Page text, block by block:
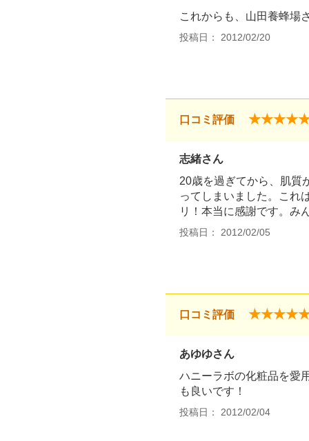
これからも、山田養蜂場
投稿日： 2012/02/20
口コミ評価
志緒さん
20歳を過ぎてから、肌質
ってしまいました。これ
リ！本当に感謝です。み
投稿日： 2012/02/05
口コミ評価
あゆゆさん
ハニーラボの化粧品を愛
も良いです！
投稿日： 2012/02/04